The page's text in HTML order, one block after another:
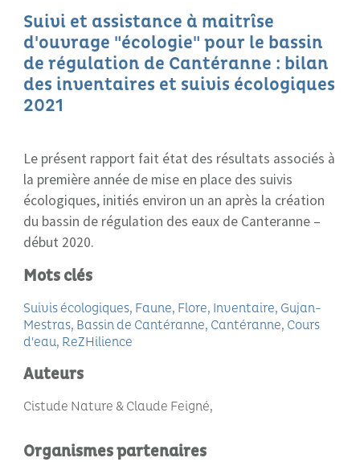
Suivi et assistance à maitrîse
d'ouvrage "écologie" pour le bassin
de régulation de Cantéranne : bilan
des inventaires et suivis écologiques
2021
Le présent rapport fait état des résultats associés à
la première année de mise en place des suivis
écologiques, initiés environ un an après la création
du bassin de régulation des eaux de Canteranne –
début 2020.
Mots clés
Suivis écologiques Faune Flore Inventaire Gujan-
Mestras Bassin de Cantéranne Cantéranne Cours
d'eau ReZHilience
Auteurs
Cistude Nature & Claude Feigné
Organismes partenaires